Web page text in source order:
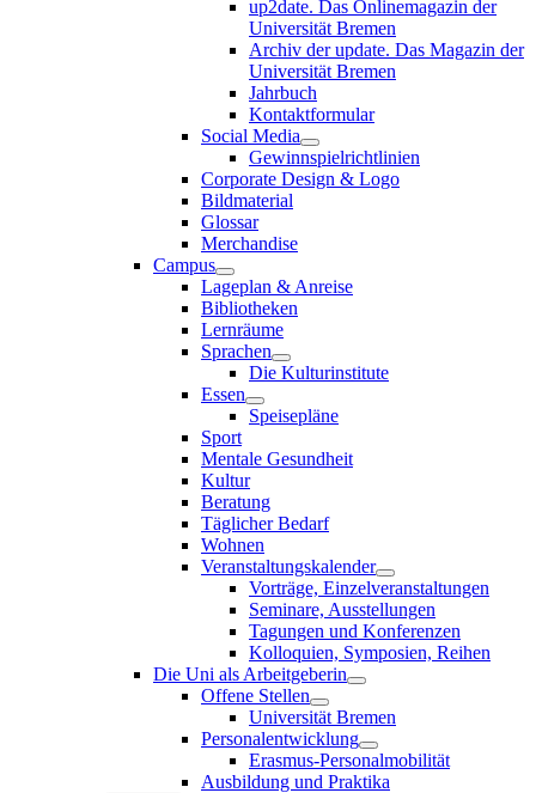
up2date. Das Onlinemagazin der
Universität Bremen
Archiv der update. Das Magazin der
Universität Bremen
Jahrbuch
Kontaktformular
Social Media
Gewinnspielrichtlinien
Corporate Design & Logo
Bildmaterial
Glossar
Merchandise
Campus
Lageplan & Anreise
Bibliotheken
Lernräume
Sprachen
Die Kulturinstitute
Essen
Speisepläne
Sport
Mentale Gesundheit
Kultur
Beratung
Täglicher Bedarf
Wohnen
Veranstaltungskalender
Vorträge, Einzelveranstaltungen
Seminare, Ausstellungen
Tagungen und Konferenzen
Kolloquien, Symposien, Reihen
Die Uni als Arbeitgeberin
Offene Stellen
Universität Bremen
Personalentwicklung
Erasmus-Personalmobilität
Ausbildung und Praktika